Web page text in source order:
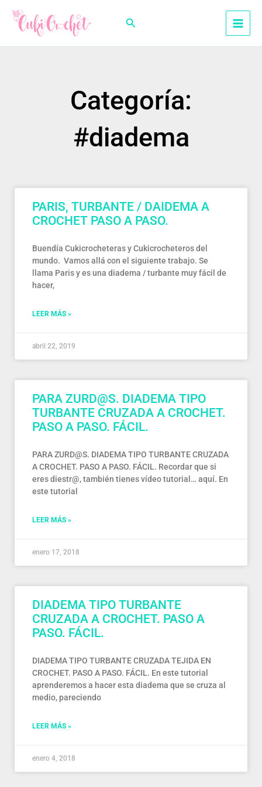
contenido
Buscar
Categoría:
#diadema
PARIS, TURBANTE / DAIDEMA A
CROCHET PASO A PASO.
Buendía Cukicrocheteras y Cukicrocheteros del
mundo. Vamos allá con el siguiente trabajo. Se
llama Paris y es una diadema / turbante muy fácil de
hacer,
LEER MÁS »
abril 22, 2019
PARA ZURD@S. DIADEMA TIPO
TURBANTE CRUZADA A CROCHET.
PASO A PASO. FÁCIL.
PARA ZURD@S. DIADEMA TIPO TURBANTE CRUZADA
A CROCHET. PASO A PASO. FÁCIL. Recordar que si
eres diestr@, también tienes vídeo tutorial… aquí. En
este tutorial
LEER MÁS »
enero 17, 2018
DIADEMA TIPO TURBANTE
CRUZADA A CROCHET. PASO A
PASO. FÁCIL.
DIADEMA TIPO TURBANTE CRUZADA TEJIDA EN
CROCHET. PASO A PASO. FÁCIL. En este tutorial
aprenderemos a hacer esta diadema que se cruza al
medio, pareciendo
LEER MÁS »
enero 4, 2018